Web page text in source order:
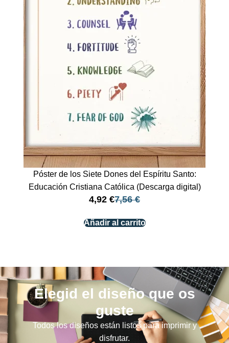
Póster de los Siete Dones del Espíritu Santo:
Educación Cristiana Católica (Descarga digital)
7,56€
4,92 €
Añadir al carrito
Elegid el diseño que os
guste
Todos los diseños están listos para imprimir y
disfrutar.